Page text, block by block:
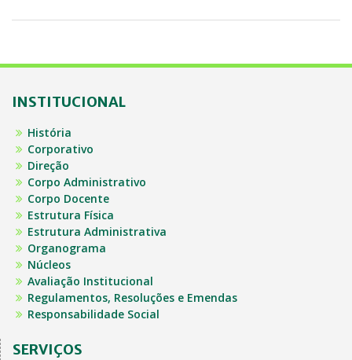
INSTITUCIONAL
História
Corporativo
Direção
Corpo Administrativo
Corpo Docente
Estrutura Física
Estrutura Administrativa
Organograma
Núcleos
Avaliação Institucional
Regulamentos, Resoluções e Emendas
Responsabilidade Social
SERVIÇOS